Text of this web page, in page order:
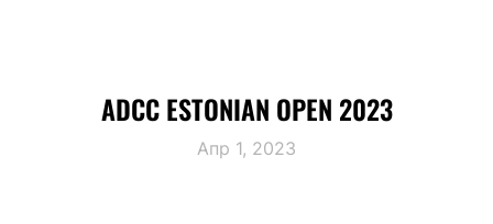
ADCC ESTONIAN OPEN 2023
Апр 1, 2023